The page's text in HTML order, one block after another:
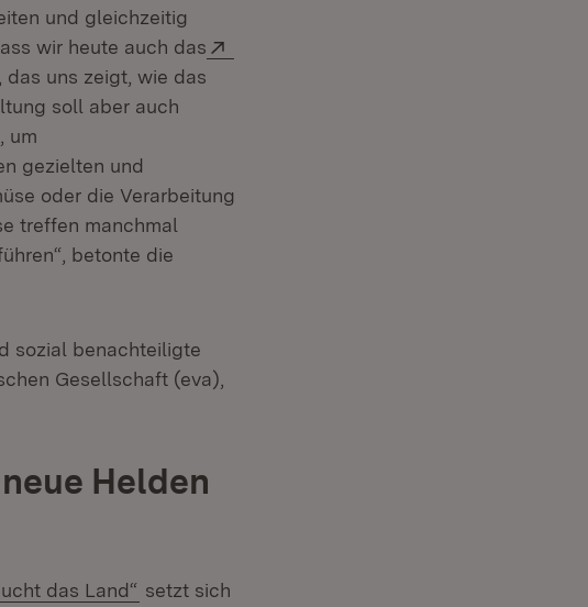
und gleichzeitig
wir heute auch das
das uns zeigt, wie das
soll aber auch
um
gezielten und
oder die Verarbeitung
treffen manchmal
betonte die
sozial benachteiligte
Gesellschaft (eva),
Helden
das Land“ (Öffnet in neuem Fenster)
setzt sich